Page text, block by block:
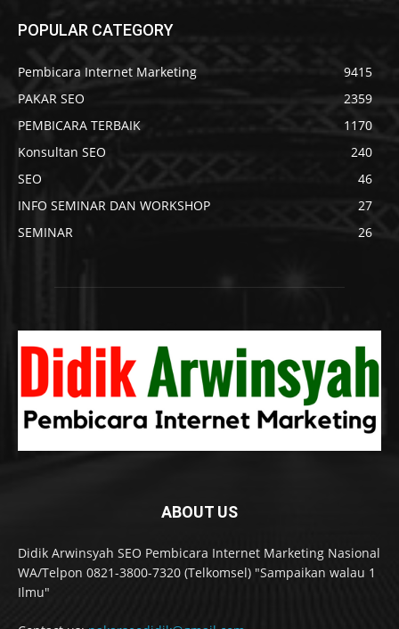
POPULAR CATEGORY
Pembicara Internet Marketing
9415
PAKAR SEO
2359
PEMBICARA TERBAIK
1170
Konsultan SEO
240
SEO
46
INFO SEMINAR DAN WORKSHOP
27
SEMINAR
26
ABOUT US
Didik Arwinsyah SEO Pembicara Internet Marketing Nasional
WA/Telpon 0821-3800-7320 (Telkomsel) "Sampaikan walau 1
Ilmu"